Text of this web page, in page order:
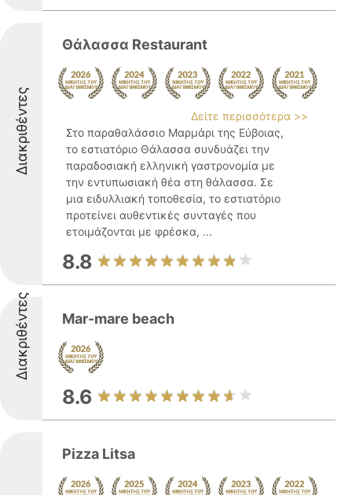
Διακριθέντες
Θάλασσα Restaurant
Δείτε περισσότερα >>
Στο παραθαλάσσιο Μαρμάρι της Εύβοιας,
το εστιατόριο Θάλασσα συνδυάζει την
παραδοσιακή ελληνική γαστρονομία με
την εντυπωσιακή θέα στη θάλασσα. Σε
μια ειδυλλιακή τοποθεσία, το εστιατόριο
προτείνει αυθεντικές συνταγές που
ετοιμάζονται με φρέσκα, ...
8.8
Διακριθέντες Mar-mare beach
8.6
Pizza Litsa